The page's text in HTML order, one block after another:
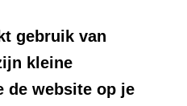
gebruik van
kleine
de website op je